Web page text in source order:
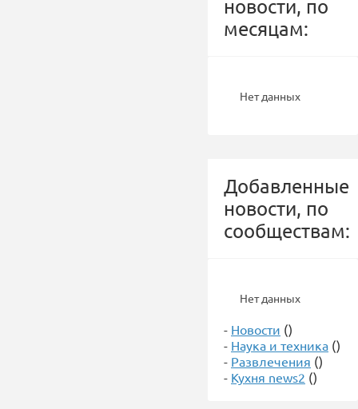
новости, по
месяцам:
Нет данных
Добавленные
новости, по
сообществам:
Нет данных
- Новости ()
- Наука и техника ()
- Развлечения ()
- Кухня news2 ()